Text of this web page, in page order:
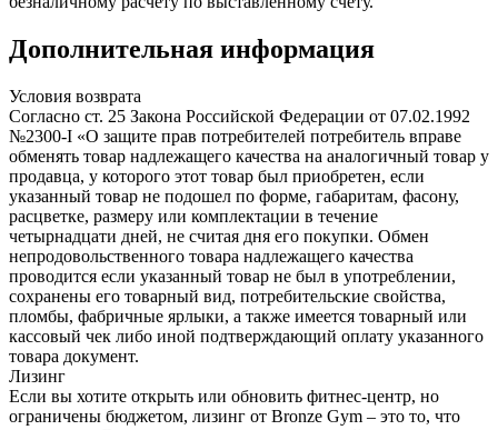
Дополнительная информация
Условия возврата
Согласно ст. 25 Закона Российской Федерации от 07.02.1992
№2300-I «О защите прав потребителей потребитель вправе
обменять товар надлежащего качества на аналогичный товар у
продавца, у которого этот товар был приобретен, если
указанный товар не подошел по форме, габаритам, фасону,
расцветке, размеру или комплектации в течение
четырнадцати дней, не считая дня его покупки. Обмен
непродовольственного товара надлежащего качества
проводится если указанный товар не был в употреблении,
сохранены его товарный вид, потребительские свойства,
пломбы, фабричные ярлыки, а также имеется товарный или
кассовый чек либо иной подтверждающий оплату указанного
товара документ.
Лизинг
Если вы хотите открыть или обновить фитнес-центр, но
ограничены бюджетом, лизинг от Bronze Gym – это то, что